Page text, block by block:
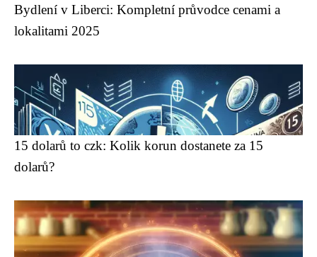
Bydlení v Liberci: Kompletní průvodce cenami a
lokalitami 2025
15 dolarů to czk: Kolik korun dostanete za 15
dolarů?